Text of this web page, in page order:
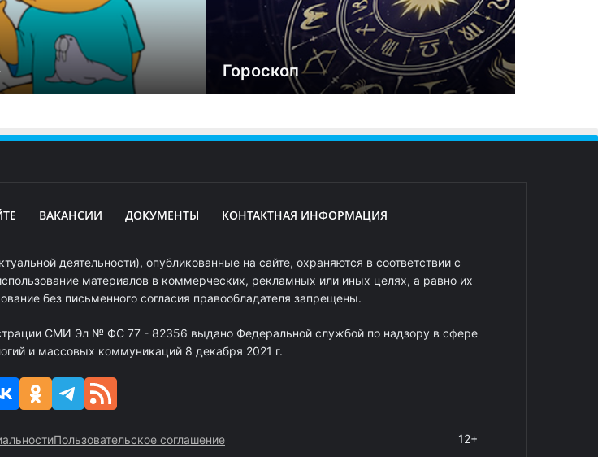
Гороскоп
ВАКАНСИИ ДОКУМЕНТЫ КОНТАКТНАЯ ИНФОРМАЦИЯ
деятельности), опубликованные на сайте, охраняются в соответствии с
материалов в коммерческих, рекламных или иных целях, а равно их
без письменного согласия правообладателя запрещены.
СМИ Эл № ФС 77 - 82356 выдано Федеральной службой по надзору в сфере
и массовых коммуникаций 8 декабря 2021 г.
Пользовательское соглашение 12+